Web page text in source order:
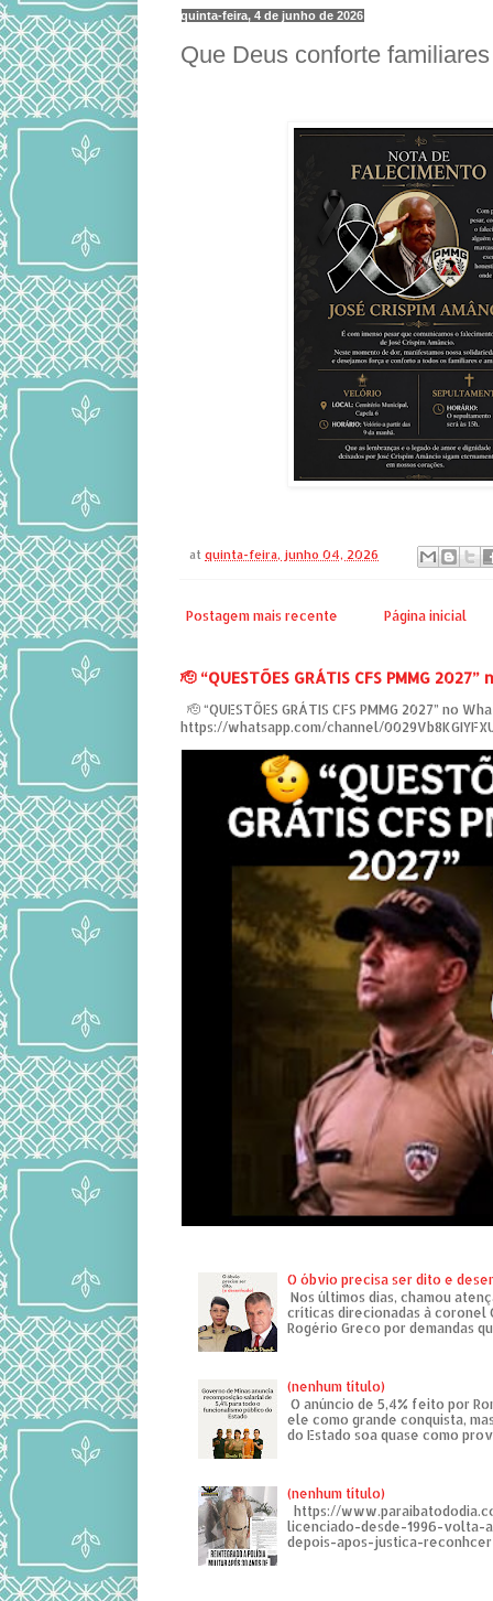
quinta-feira, 4 de junho de 2026
Que Deus conforte
atquinta-feira, junho 04, 2026
Postagem mais recente Página inicial
‎🫡 “QUESTÕES GRÁTIS CFS PMMG
🫡 “QUESTÕES GRÁTIS CFS PMMG 2027” no
https://whatsapp.com/channel/
O óbvio precisa ser dito e
Nos últimos dias, chamou
críticas direcionadas à coronel
Rogério Greco por demandas
(nenhum título)
O anúncio de 5,4% feito por
ele como grande conquista,
do Estado soa quase como
(nenhum título)
https://
licenciado-desde-1996-volta-
depois-apos-justica-